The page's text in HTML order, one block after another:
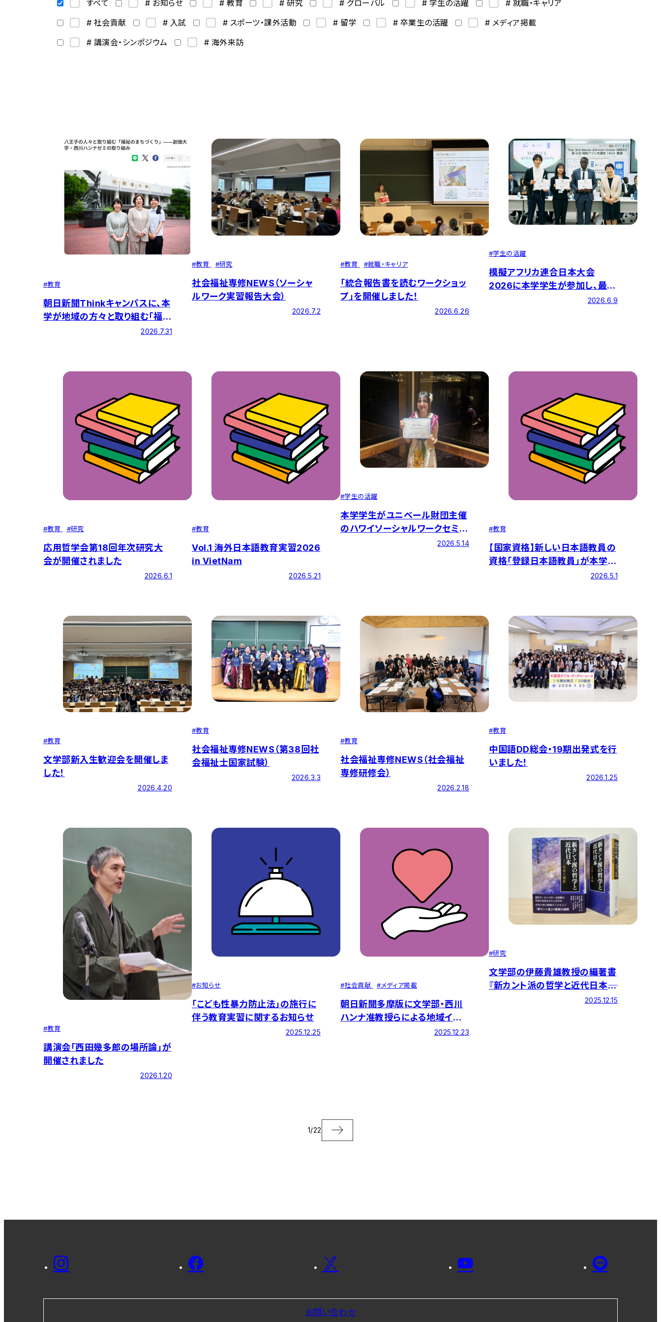
すべて # お知らせ # 教育 # 研究 # グローバル # 学生の活躍
# 就職・キャリア
# 社会貢献
# 入試 # スポーツ・課外活動 # 留学 # 卒業生の活躍
# メディア掲載
# 講演会・シンポジウム
# 海外来訪
#教育
朝日新聞Thinkキャンパスに、本
学が地域の方々と取り組む「福祉
のまちづくり」の紹介記事が掲載
2026.7.31
#教育 #研究
社会福祉専修NEWS（ソーシャ
ルワーク実習報告大会）
2026.7.2
#教育 #就職・キャリア
「統合報告書を読むワークショッ
プ」を開催しました！
2026.6.26
#学生の活躍
模擬アフリカ連合日本大会
2026に本学学生が参加し、最優
2026.6.9
#教育 #研究
応用哲学会第18回年次研究大
会が開催されました
2026.6.1
#教育
Vol.1 海外日本語教育実習2026
in VietNam
2026.5.21
#学生の活躍
本学学生がユニベール財団主催
のハワイソーシャルワークセミナ
2026.5.14
#教育
【国家資格】新しい日本語教員の
資格「登録日本語教員」が本学で
2026.5.1
#教育
文学部新入生歓迎会を開催しま
した！
2026.4.20
#教育
社会福祉専修NEWS（第38回社
会福祉士国家試験）
2026.3.3
#教育
社会福祉専修NEWS（社会福祉
専修研修会）
2026.2.18
#教育
中国語DD総会・19期出発式を行
いました！
2026.1.25
#教育
講演会「西田幾多郎の場所論」が
開催されました
2026.1.20
#お知らせ
「こども性暴力防止法」の施行に
伴う教育実習に関するお知らせ
2025.12.25
#社会貢献 #メディア掲載
朝日新聞多摩版に文学部・西川
ハンナ准教授らによる地域イベ
ントの記事が掲載されました
2025.12.23
#研究
文学部の伊藤貴雄教授の編著書
『新カント派の哲学と近代日本――受
容と展開』が発刊されました2025.12.15
1/22
お問い合わせ